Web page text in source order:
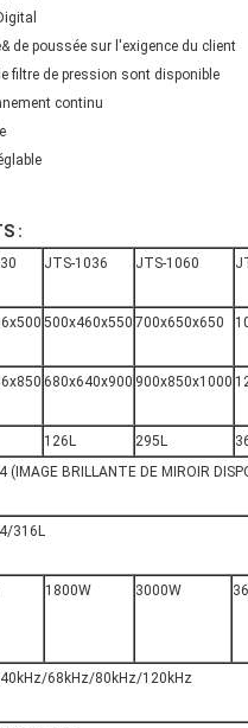
de poussée sur l'exigence du client
filtre de pression sont disponible
continu
:
JTS-1036 JTS-1060
500x460x550 700x650x650
680x640x900 900x850x1000
126L 295L
(IMAGE BRILLANTE DE MIROIR
316L
1800W 3000W
68kHz/80kHz/120kHz